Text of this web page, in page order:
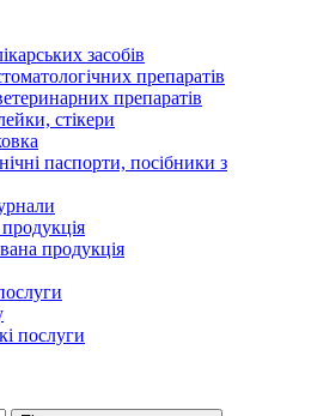
засобів
препаратів
препаратів
стікери
паспорти, посібники з
продукція
послуги